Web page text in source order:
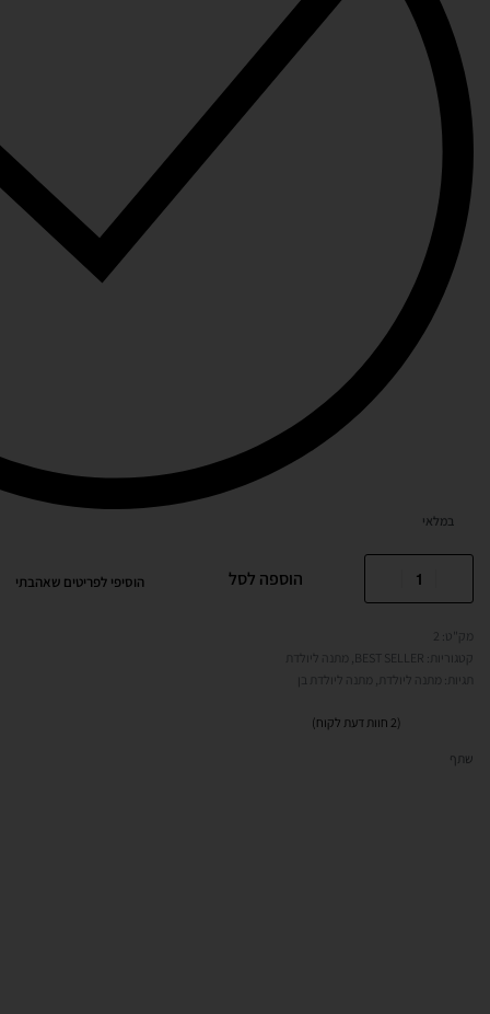
במלאי
הוספה לסל הוסיפי לפריטים שאהבתי
2
קטגוריות: BEST SELLER
, מתנה ליולדת
תגיות: מתנה ליולדת , מתנה ליולדת בן
(
2 חוות דעת לקוח)
שתף